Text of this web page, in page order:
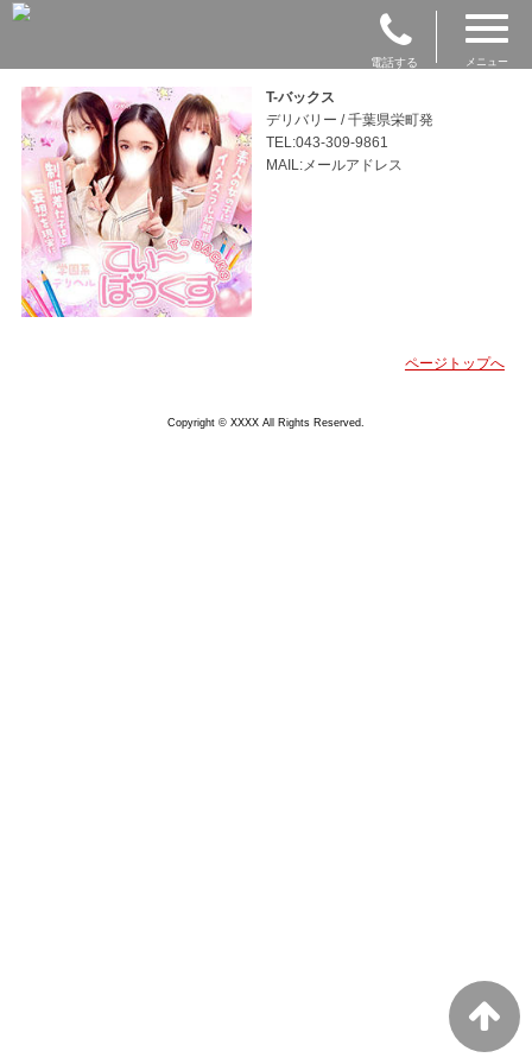
電話する メニュー
T-バックス
デリバリー / 千葉県栄町発
TEL:043-309-9861
MAIL:メールアドレス
ページトップへ
Copyright © XXXX All Rights Reserved.